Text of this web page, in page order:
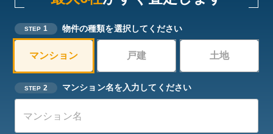
STEP 1 物件の種類を選択してください
マンション 戸建 土地
STEP 2 マンション名を入力してください